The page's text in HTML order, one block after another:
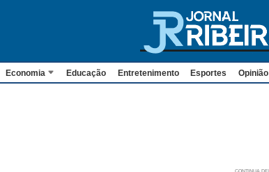
Economia Educação Entretenimento Esportes Opinião